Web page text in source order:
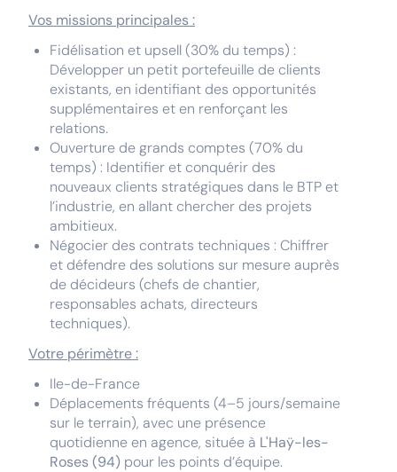
Vos missions principales :
Fidélisation et upsell (30% du temps) :
Développer un petit portefeuille de clients
existants, en identifiant des opportunités
supplémentaires et en renforçant les
relations.
Ouverture de grands comptes (70% du
temps) : Identifier et conquérir des
nouveaux clients stratégiques dans le BTP et
l’industrie, en allant chercher des projets
ambitieux.
Négocier des contrats techniques : Chiffrer
et défendre des solutions sur mesure auprès
de décideurs (chefs de chantier,
responsables achats, directeurs
techniques).
Votre périmètre :
Ile-de-France
Déplacements fréquents (4–5 jours/semaine
sur le terrain), avec une présence
quotidienne en agence, située à L'Haÿ-les-
Roses (94) pour les points d’équipe.